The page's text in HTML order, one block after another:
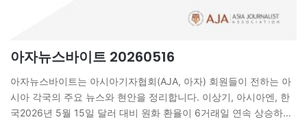
아자뉴스바이트 20260516
아자뉴스바이트는 아시아기자협회(AJA, 아자) 회원들이 전하는 아
시아 각국의 주요 뉴스와 현안을 정리합니다. 이상기, 아시아엔, 한
국2026년 5월 15일 달러 대비 원화 환율이 6거래일 연속 상승하며